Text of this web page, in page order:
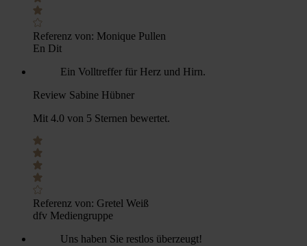
Referenz von: Monique Pullen
En Dit
Ein Volltreffer für Herz und Hirn.
Review Sabine Hübner
Mit 4.0 von 5 Sternen bewertet.
Referenz von: Gretel Weiß
dfv Mediengruppe
Uns haben Sie restlos überzeugt!